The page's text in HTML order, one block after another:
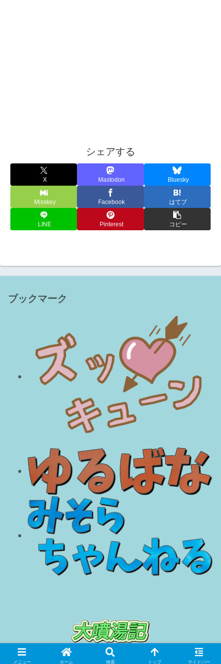
シェアする
X Mastodon Bluesky
Misskey Facebook はてブ
LINE Pinterest コピー
ブックマーク
© 2018 大噴湯記.
メニュー ホーム 検索 トップ サイドバー